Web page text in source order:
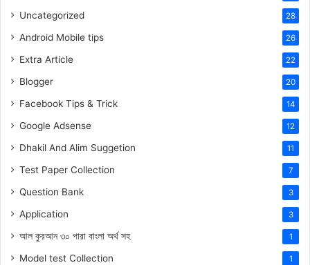
Uncategorized 28
Android Mobile tips 26
Extra Article 22
Blogger 20
Facebook Tips & Trick 14
Google Adsense 12
Dhakil And Alim Suggetion 11
Test Paper Collection 7
Question Bank 3
Application 3
আল কুরআন ৩০ পারা বাংলা অর্থ সহ 1
Model test Collection 1